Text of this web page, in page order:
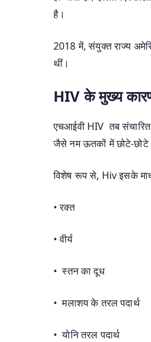
है।
2018 में, संयुक्त राज्य
थीं।
HIV के मुख्य
एचआईवी HIV तब संचारित
जैसे नम ऊतकों में छोटे-छोटे
विशेष रूप से, Hiv इसके
• रक्त
• वीर्य
• स्तन का दूध
• मलाशय के तरल पदार्थ
• योनि तरल पदार्थ